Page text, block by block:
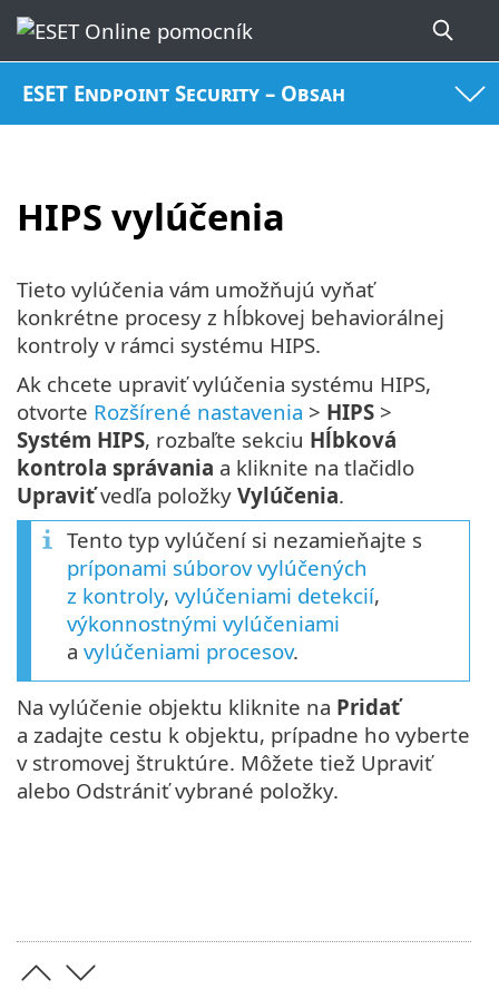
ESET Endpoint Security – Obsah
HIPS vylúčenia
Tieto vylúčenia vám umožňujú vyňať
konkrétne procesy z hĺbkovej behaviorálnej
kontroly v rámci systému HIPS.
Ak chcete upraviť vylúčenia systému HIPS,
otvorte Rozšírené nastavenia > HIPS >
Systém HIPS, rozbaľte sekciu Hĺbková
kontrola správania a kliknite na tlačidlo
Upraviťvedľa položky Vylúčenia.
Tento typ vylúčení si nezamieňajte s
príponami súborov vylúčených
z kontroly, vylúčeniami detekcií,
výkonnostnými vylúčeniami
a vylúčeniami procesov.
Na vylúčenie objektu kliknite na Pridať
a zadajte cestu k objektu, prípadne ho vyberte
v stromovej štruktúre. Môžete tiež Upraviť
alebo Odstrániť vybrané položky.